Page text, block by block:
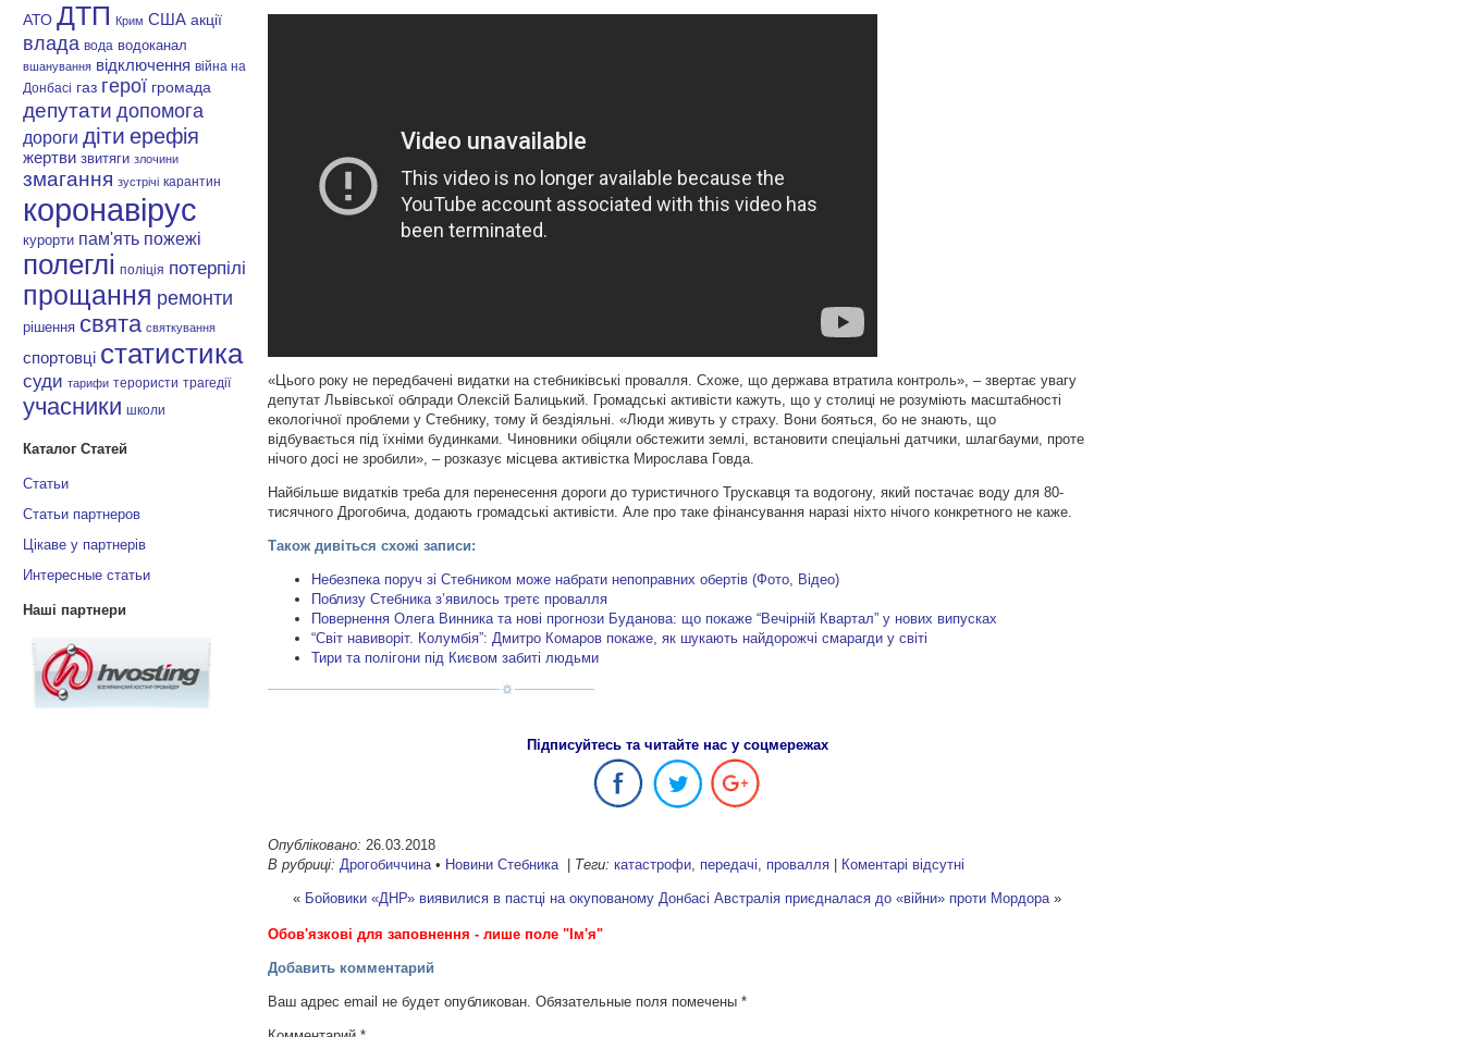
АТО ДТП Крим США акції
влада вода водоканал
вшанування відключення війна на
Донбасі газ герої громада
депутати допомога
дороги діти ерефія
жертви звитяги злочини
змагання зустрічі карантин
коронавірус
курорти пам'ять пожежі
полеглі поліція потерпілі
прощання ремонти
рішення свята святкування
спортовці статистика
суди тарифи терористи трагедії
учасники школи
Каталог Статей
Статьи
Статьи партнеров
Цікаве у партнерів
Интересные статьи
Наші партнери
«Цього року не передбачені видатки на стебниківські провалля. Схоже, що держава втратила контроль», – звертає увагу
депутат Львівської облради Олексій Балицький. Громадські активісти кажуть, що у столиці не розуміють масштабності
екологічної проблеми у Стебнику, тому й бездіяльні. «Люди живуть у страху. Вони бояться, бо не знають, що
відбувається під їхніми будинками. Чиновники обіцяли обстежити землі, встановити спеціальні датчики, шлагбауми, проте
нічого досі не зробили», – розказує місцева активістка Мирослава Говда.
Найбільше видатків треба для перенесення дороги до туристичного Трускавця та водогону, який постачає воду для 80-
тисячного Дрогобича, додають громадські активісти. Але про таке фінансування наразі ніхто нічого конкретного не каже.
Також дивіться схожі записи:
Небезпека поруч зі Стебником може набрати непоправних обертів (Фото, Відео)
Поблизу Стебника з’явилось третє провалля
Повернення Олега Винника та нові прогнози Буданова: що покаже “Вечірній Квартал” у нових випусках
“Світ навиворіт. Колумбія”: Дмитро Комаров покаже, як шукають найдорожчі смарагди у світі
Тири та полігони під Києвом забиті людьми
Підписуйтесь та читайте нас у соцмережах
Опубліковано: 26.03.2018
В рубриці: Дрогобиччина • Новини Стебника | Теги: катастрофи передачі провалля | Коментарі відсутні
« Бойовики «ДНР» виявилися в пастці на окупованому Донбасі Австралія приєдналася до «війни» проти Мордора »
Обов'язкові для заповнення - лише поле "Ім'я"
Добавить комментарий
Ваш адрес email не будет опубликован. Обязательные поля помечены*